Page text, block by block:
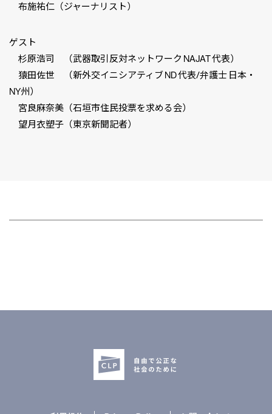
布施祐仁（ジャーナリスト）
ゲスト
杉原浩司 （武器取引反対ネットワーク NAJAT 代表）
猿田佐世 （新外交イニシアティブ ND 代表/弁護士 日本・
NY州）
宮良麻奈美（石垣市住民投票を求める会）
望月衣塑子（東京新聞記者）